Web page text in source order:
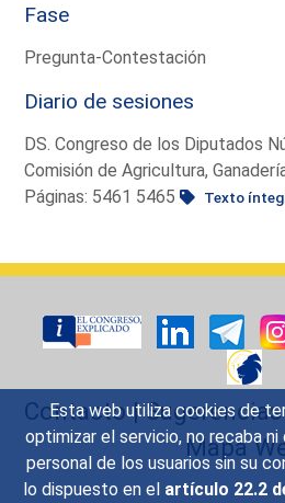
Esta web utiliza cookies de
optimizar el servicio, no recaba
personal de los usuarios sin su
lo dispuesto en el artículo 22.2
Fase
Pregunta-Contestación
Diario de sesiones
DS. Congreso de los Diputados
Comisión de Agricultura,
Páginas: 5461 5465
Texto
Contacto|Sugerencias
Mapa